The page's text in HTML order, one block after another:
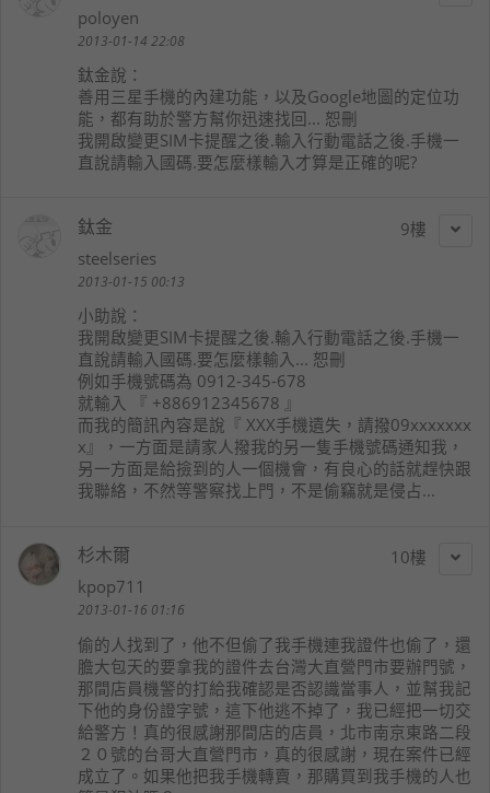
poloyen
2013-01-14 22:08
鈦金說：
善用三星手機的內建功能，以及Google地圖的定位功
能，都有助於警方幫你迅速找回... 恕刪
我開啟變更SIM卡提醒之後.輸入行動電話之後.手機一
直說請輸入國碼.要怎麼樣輸入才算是正確的呢?
9
鈦金
steelseries
2013-01-15 00:13
小助說：
我開啟變更SIM卡提醒之後.輸入行動電話之後.手機一
直說請輸入國碼.要怎麼樣輸入... 恕刪
例如手機號碼為 0912-345-678
就輸入 『 +886912345678 』
而我的簡訊內容是說『 XXX手機遺失，請撥09xxxxxxx
x』，一方面是請家人撥我的另一隻手機號碼通知我，
另一方面是給撿到的人一個機會，有良心的話就趕快跟
我聯絡，不然等警察找上門，不是偷竊就是侵占...
10
杉木爾
kpop711
2013-01-16 01:16
偷的人找到了，他不但偷了我手機連我證件也偷了，還
膽大包天的要拿我的證件去台灣大直營門市要辦門號，
那間店員機警的打給我確認是否認識當事人，並幫我記
下他的身份證字號，這下他逃不掉了，我已經把一切交
給警方！真的很感謝那間店的店員，北市南京東路二段
２０號的台哥大直營門市，真的很感謝，現在案件已經
成立了。如果他把我手機轉賣，那購買到我手機的人也